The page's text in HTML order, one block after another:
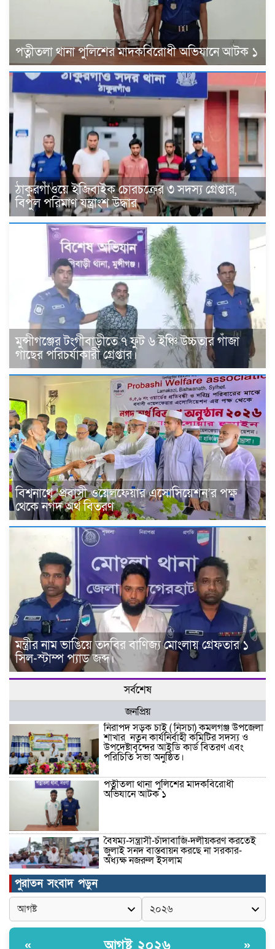
পত্নীতলা থানা পুলিশের মাদকবিরোধী অভিযানে আটক ১
ঠাকুরগাঁওয়ে ইজিবাইক চোরচক্রের ৩ সদস্য গ্রেপ্তার,
বিপুল পরিমাণ যন্ত্রাংশ উদ্ধার ‎
মুন্সীগঞ্জের টংগীবাড়ীতে ৭ ফুট ৬ ইঞ্চি উচ্চতার গাঁজা
গাছের পরিচর্যাকারী গ্রেপ্তার।
বিশ্বনাথে ‘প্রবাসী ওয়েলফেয়ার এসোসিয়েশন’র পক্ষ
থেকে নগদ অর্থ বিতরণ
মন্ত্রীর নাম ভাঙিয়ে তদবির বাণিজ্য মোংলায় গ্রেফতার ১
সিল-স্টাম্প প্যাড জব্দ।
সর্বশেষ
জনপ্রিয়
নিরাপদ সড়ক চাই ( নিসচা) কমলগঞ্জ উপজেলা
শাখার নতুন কার্যনির্বাহী কমিটির সদস্য ও
উপদেষ্টাবৃন্দের আইডি কার্ড বিতরণ এবং
পরিচিতি সভা অনুষ্ঠিত।
পত্নীতলা থানা পুলিশের মাদকবিরোধী
অভিযানে আটক ১
বৈষম্য-সন্ত্রাসী-চাঁদাবাজি-দলীয়করণ করতেই
জুলাই সনদ বাস্তবায়ন করছে না সরকার-
অধ্যক্ষ নজরুল ইসলাম
ঠাকুরগাঁওয়ে ইজিবাইক চোরচক্রের ৩ সদস্য
গ্রেপ্তার, বিপুল পরিমাণ যন্ত্রাংশ উদ্ধার ‎
পুরাতন সংবাদ পড়ুন
« »